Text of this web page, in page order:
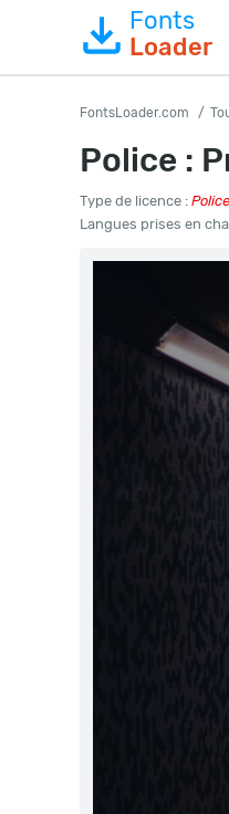
Fonts
Loader
FontsLoader.com
Police :
Type de licence :
Langues prises en